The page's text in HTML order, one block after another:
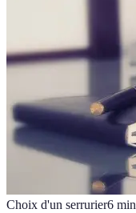
Choix d'un serrurier6 min